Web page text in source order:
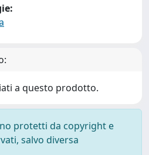
a questo prodotto.
protetti da copyright e
salvo diversa